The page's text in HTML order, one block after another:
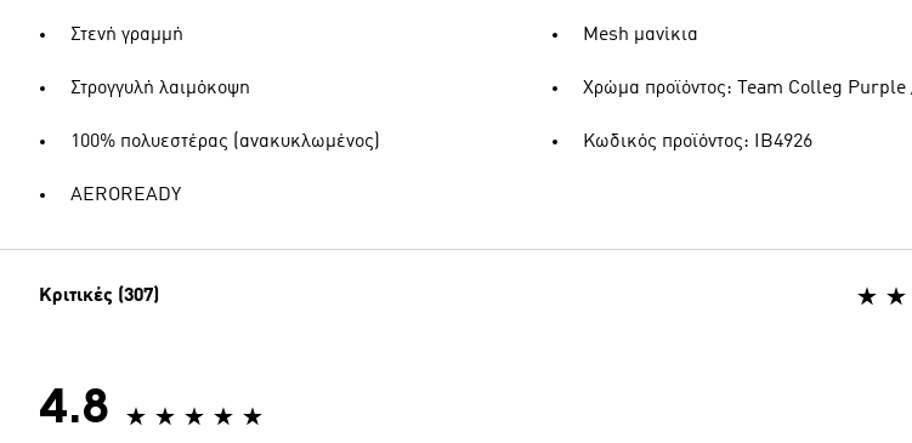
Στενή γραμμή
Στρογγυλή λαιμόκοψη
100% πολυεστέρας (ανακυκλωμένος)
AEROREADY
Mesh μανίκια
Χρώμα προϊόντος: Team Colleg
Κωδικός προϊόντος: IB4926
Κριτικές (307)
4.8